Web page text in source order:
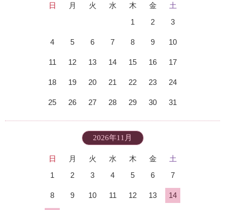
日 月 火 水 木 金
土
1
2 3
4 5 6 7 8 9 10
11 12 13 14 15 16 17
18 19 20 21 22 23 24
25 26 27 28 29 30 31
2026年11月
日 月 火 水 木 金
土
1
2 3 4 5 6 7
8 9 10 11 12 13 14